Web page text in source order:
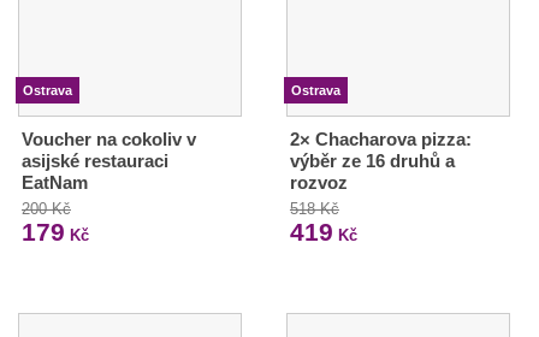
Ostrava
Voucher na cokoliv v
asijské restauraci
EatNam
200 Kč
179 Kč
Ostrava
2× Chacharova pizza:
výběr ze 16 druhů a
rozvoz
518 Kč
419 Kč